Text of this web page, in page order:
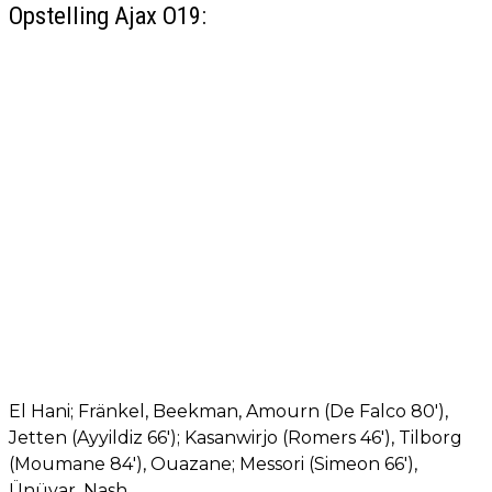
Opstelling Ajax O19:
El Hani; Fränkel, Beekman, Amourn (De Falco 80'),
Jetten (Ayyildiz 66'); Kasanwirjo (Romers 46'), Tilborg
(Moumane 84'), Ouazane; Messori (Simeon 66'),